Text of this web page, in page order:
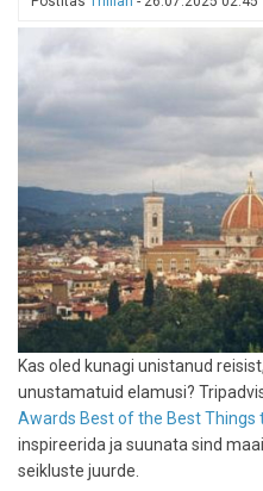
Kas oled kunagi unistanud
unustamatuid elamusi?
Awards Best of the Best Things
inspireerida ja suunata sind
seikluste juurde.